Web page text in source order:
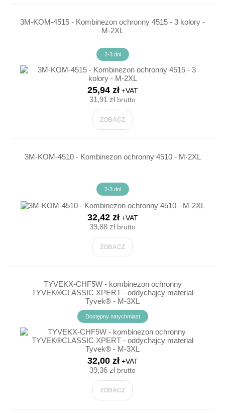
3M-KOM-4515 - Kombinezon ochronny 4515 - 3 kolory -
M-2XL
2-3 dni
25,94 zł+VAT
31,91 złbrutto
ZOBACZ
3M-KOM-4510 - Kombinezon ochronny 4510 - M-2XL
2-3 dni
32,42 zł+VAT
39,88 złbrutto
ZOBACZ
TYVEKX-CHF5W - kombinezon ochronny
TYVEK®CLASSIC XPERT - oddychajcy materiał
Tyvek® - M-3XL
Dostępny natychmiast
32,00 zł+VAT
39,36 złbrutto
ZOBACZ